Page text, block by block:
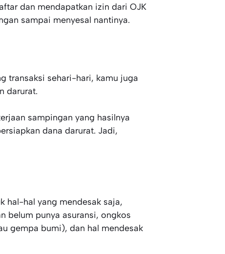
dan mendapatkan izin dari OJK
sampai menyesal nantinya.
transaksi sehari-hari, kamu juga
darurat.
sampingan yang hasilnya
dana darurat. Jadi,
hal-hal yang mendesak saja,
belum punya asuransi, ongkos
gempa bumi), dan hal mendesak